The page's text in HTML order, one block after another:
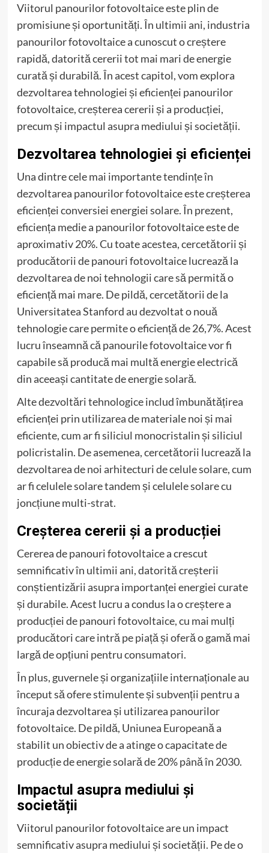
Viitorul panourilor fotovoltaice este plin de
promisiune și oportunități. În ultimii ani, industria
panourilor fotovoltaice a cunoscut o creștere
rapidă, datorită cererii tot mai mari de energie
curată și durabilă. În acest capitol, vom explora
dezvoltarea tehnologiei și eficienței panourilor
fotovoltaice, creșterea cererii și a producției,
precum și impactul asupra mediului și societății.
Dezvoltarea tehnologiei și eficienței
Una dintre cele mai importante tendințe în
dezvoltarea panourilor fotovoltaice este creșterea
eficienței conversiei energiei solare. În prezent,
eficiența medie a panourilor fotovoltaice este de
aproximativ 20%. Cu toate acestea, cercetătorii și
producătorii de panouri fotovoltaice lucrează la
dezvoltarea de noi tehnologii care să permită o
eficiență mai mare. De pildă, cercetătorii de la
Universitatea Stanford au dezvoltat o nouă
tehnologie care permite o eficiență de 26,7%. Acest
lucru înseamnă că panourile fotovoltaice vor fi
capabile să producă mai multă energie electrică
din aceeași cantitate de energie solară.
Alte dezvoltări tehnologice includ îmbunătățirea
eficienței prin utilizarea de materiale noi și mai
eficiente, cum ar fi siliciul monocristalin și siliciul
policristalin. De asemenea, cercetătorii lucrează la
dezvoltarea de noi arhitecturi de celule solare, cum
ar fi celulele solare tandem și celulele solare cu
joncțiune multi-strat.
Creșterea cererii și a producției
Cererea de panouri fotovoltaice a crescut
semnificativ în ultimii ani, datorită creșterii
conștientizării asupra importanței energiei curate
și durabile. Acest lucru a condus la o creștere a
producției de panouri fotovoltaice, cu mai mulți
producători care intră pe piață și oferă o gamă mai
largă de opțiuni pentru consumatori.
În plus, guvernele și organizațiile internaționale au
început să ofere stimulente și subvenții pentru a
încuraja dezvoltarea și utilizarea panourilor
fotovoltaice. De pildă, Uniunea Europeană a
stabilit un obiectiv de a atinge o capacitate de
producție de energie solară de 20% până în 2030.
Impactul asupra mediului și
societății
Viitorul panourilor fotovoltaice are un impact
semnificativ asupra mediului și societății. Pe de o